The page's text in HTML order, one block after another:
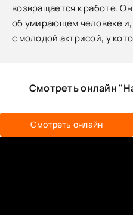
возвращается к работе.
об умирающем человеке
с молодой актрисой, у
Смотреть онлайн
Смотреть онлайн